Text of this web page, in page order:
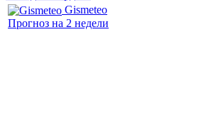
Gismeteo
Прогноз на 2 недели